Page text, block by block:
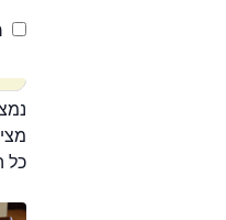
מציג
כל